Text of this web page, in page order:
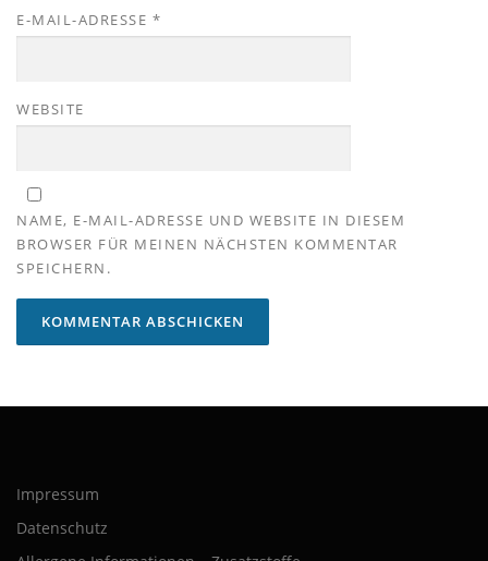
E-MAIL-ADRESSE *
WEBSITE
NAME, E-MAIL-ADRESSE UND WEBSITE IN DIESEM
BROWSER FÜR MEINEN NÄCHSTEN KOMMENTAR
SPEICHERN.
Impressum
Datenschutz